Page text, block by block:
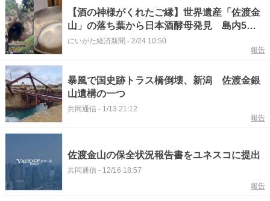
【酒の神様がくれたご縁】世界遺産「佐渡金
山」の落ち葉から日本酒酵母発見 島内5蔵
が同一酵母で酒造り、「にいがた酒の陣
にいがた経済新聞 - 2/24 10:50
報告
暴風で国史跡トラス橋倒壊、新潟 佐渡金銀
山遺構の一つ
共同通信 - 1/13 21:12
報告
佐渡金山の保全状況報告書をユネスコに提出
共同通信 - 12/16 18:57
報告